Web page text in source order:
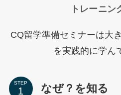
トレーニン
CQ留学準備セミナーは大
を実践的に学ん
STEP なぜ？を知る